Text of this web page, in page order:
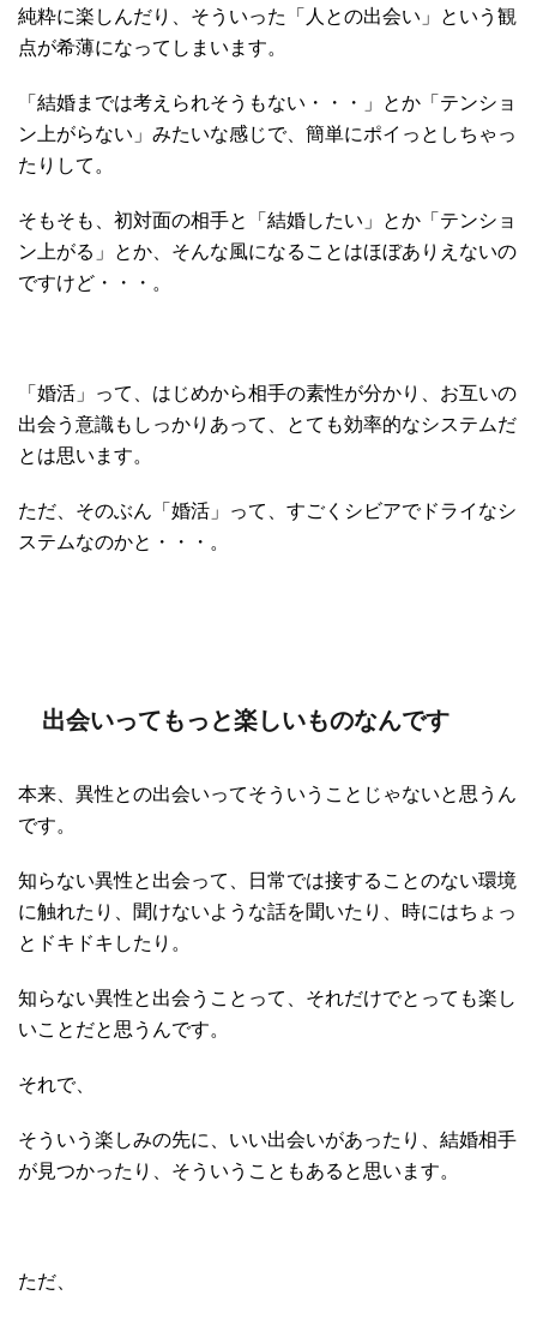
純粋に楽しんだり、そういった「人との出会い」という観
点が希薄になってしまいます。
「結婚までは考えられそうもない・・・」とか「テンショ
ン上がらない」みたいな感じで、簡単にポイっとしちゃっ
たりして。
そもそも、初対面の相手と「結婚したい」とか「テンショ
ン上がる」とか、そんな風になることはほぼありえないの
ですけど・・・。
「婚活」って、はじめから相手の素性が分かり、お互いの
出会う意識もしっかりあって、とても効率的なシステムだ
とは思います。
ただ、そのぶん「婚活」って、すごくシビアでドライなシ
ステムなのかと・・・。
出会いってもっと楽しいものなんです
本来、異性との出会いってそういうことじゃないと思うん
です。
知らない異性と出会って、日常では接することのない環境
に触れたり、聞けないような話を聞いたり、時にはちょっ
とドキドキしたり。
知らない異性と出会うことって、それだけでとっても楽し
いことだと思うんです。
それで、
そういう楽しみの先に、いい出会いがあったり、結婚相手
が見つかったり、そういうこともあると思います。
ただ、